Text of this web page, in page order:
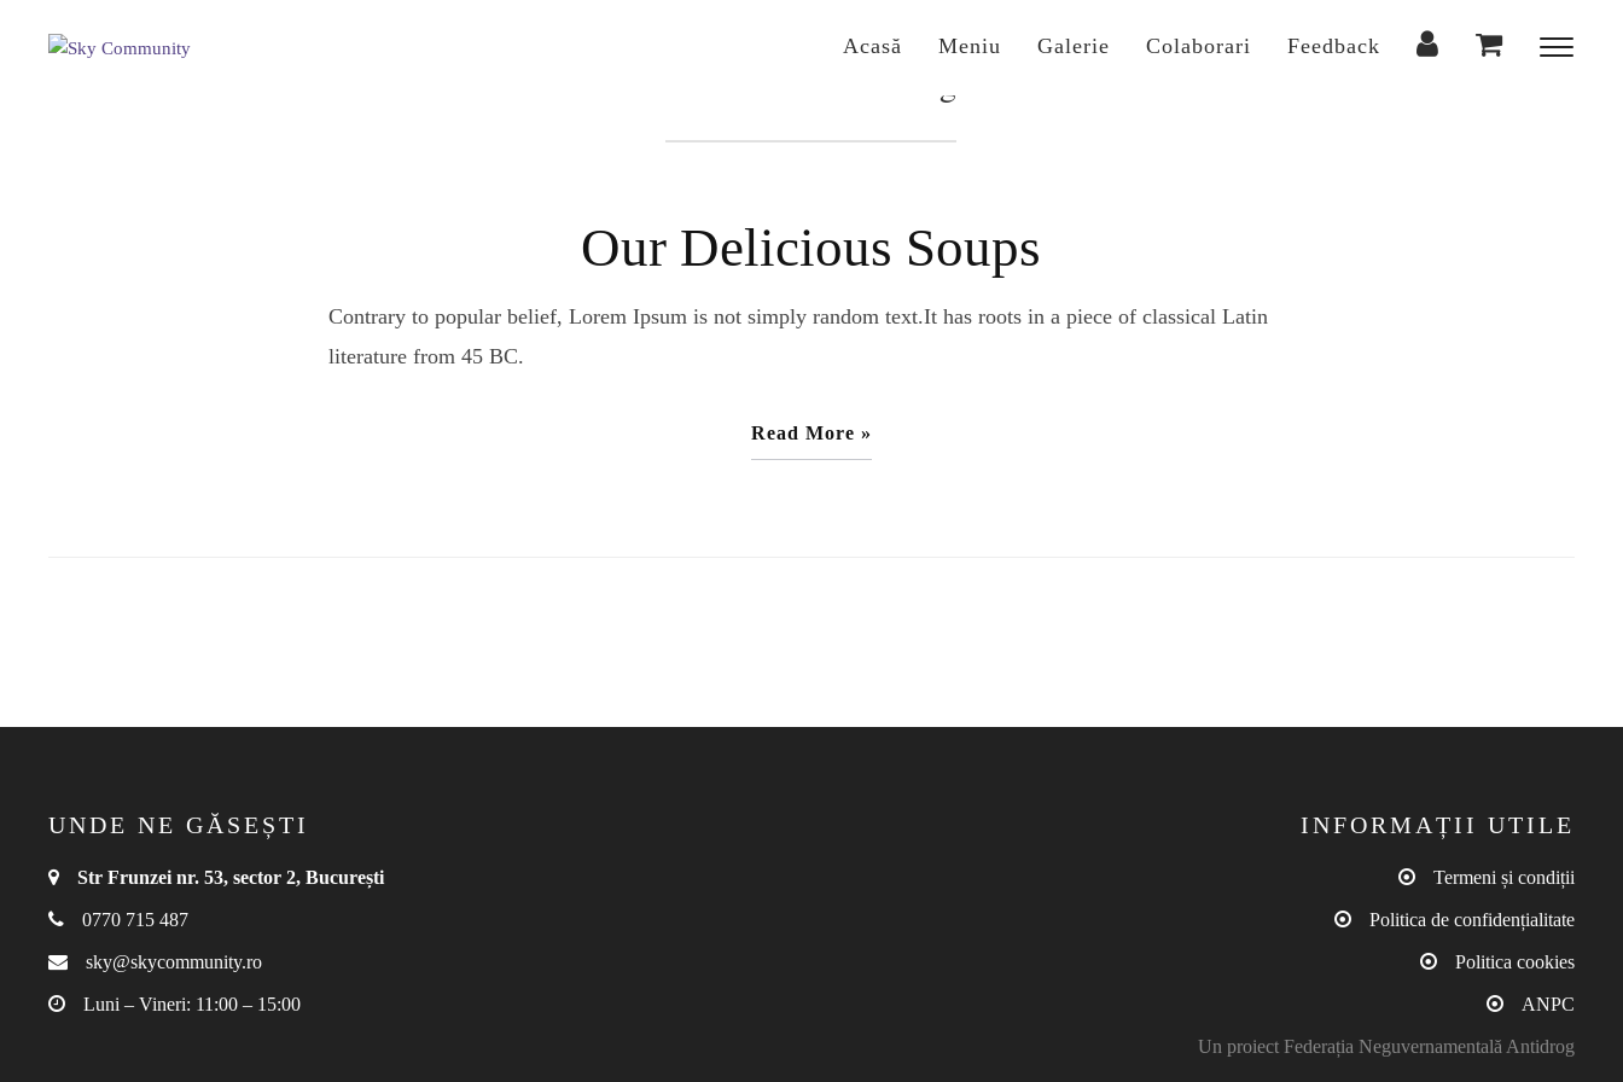
Acasă Meniu Galerie Colaborari Feedback
Our Delicious Soups
Contrary to popular belief, Lorem Ipsum is not simply random text.It has roots in a piece of classical Latin
literature from 45 BC.
Read More »
UNDE NE GĂSEȘTI
Str Frunzei nr. 53, sector 2, București
0770 715 487
sky@skycommunity.ro
Luni – Vineri: 11:00 – 15:00
INFORMAȚII UTILE
Termeni și condiții
Politica de confidențialitate
Politica cookies
ANPC
Un proiect Federația Neguvernamentală Antidrog